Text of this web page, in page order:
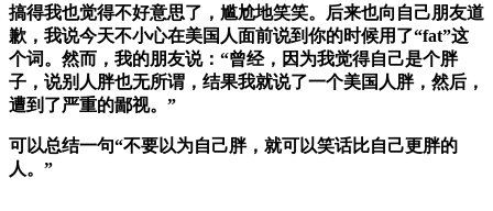
搞得我也觉得不好意思了，尴尬地笑笑。后来也向自己朋友道
歉，我说今天不小心在美国人面前说到你的时候用了“fat”这
个词。然而，我的朋友说：“曾经，因为我觉得自己是个胖
子，说别人胖也无所谓，结果我就说了一个美国人胖，然后，
遭到了严重的鄙视。”
可以总结一句“不要以为自己胖，就可以笑话比自己更胖的
人。”